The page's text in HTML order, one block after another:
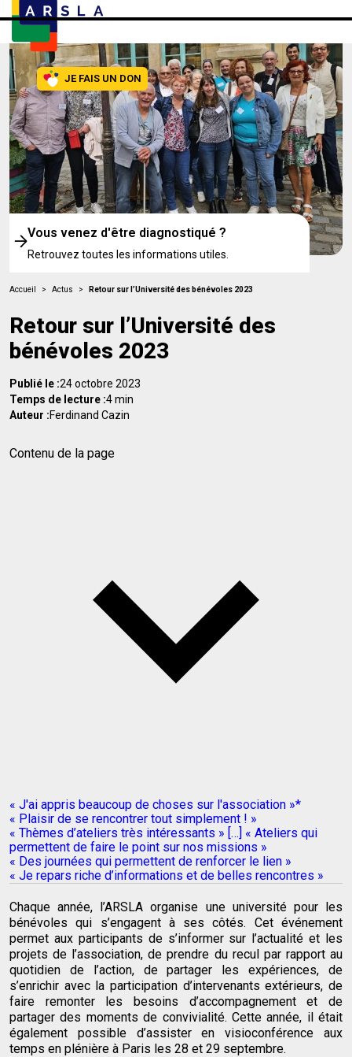
JE FAIS UN DON
Vous venez d'être diagnostiqué ?
Retrouvez toutes les informations utiles.
Accueil > Actus > Retour sur l’Université des bénévoles 2023
Retour sur l’Université des
bénévoles 2023
Publié le :24 octobre 2023
Temps de lecture :4 min
Auteur :Ferdinand Cazin
Contenu de la page
« J'ai appris beaucoup de choses sur l'association »*
« Plaisir de se rencontrer tout simplement ! »
« Thèmes d’ateliers très intéressants » […] « Ateliers qui
permettent de faire le point sur nos missions »
« Des journées qui permettent de renforcer le lien »
« Je repars riche d’informations et de belles rencontres »
Chaque année, l’ARSLA organise une université pour les
bénévoles qui s’engagent à ses côtés. Cet événement
permet aux participants de s’informer sur l’actualité et les
projets de l’association, de prendre du recul par rapport au
quotidien de l’action, de partager les expériences, de
s’enrichir avec la participation d’intervenants extérieurs, de
faire remonter les besoins d’accompagnement et de
partager des moments de convivialité. Cette année, il était
également possible d’assister en visioconférence aux
temps en plénière à Paris les 28 et 29 septembre.